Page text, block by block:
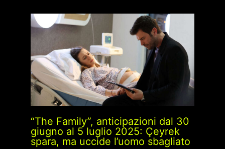
“The Family”, anticipazioni dal 30
giugno al 5 luglio 2025: Çeyrek
spara, ma uccide l’uomo sbagliato